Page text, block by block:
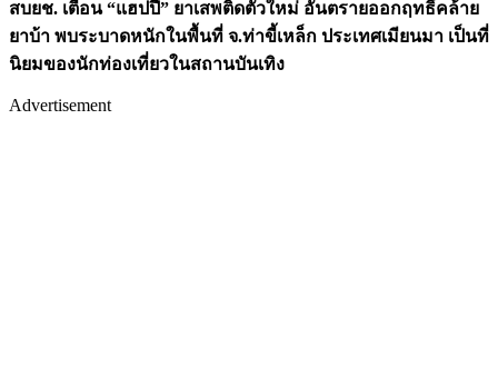
สบยช. เตือน“แฮปปี้” ยาเสพติดตัวใหม่ อันตรายออกฤทธิ์คล้าย
ยาบ้า พบระบาดหนักในพื้นที่ จ.ท่าขี้เหล็ก ประเทศเมียนมา เป็นที่
นิยมของนักท่องเที่ยวในสถานบันเทิง
Advertisement